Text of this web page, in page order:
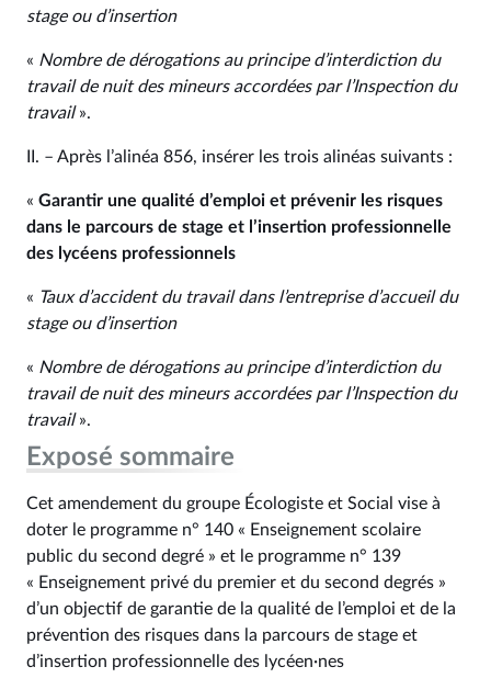
stage ou d’insertion
« Nombre de dérogations au principe d’interdiction du
travail de nuit des mineurs accordées par l’Inspection du
travail».
II. – Après l’alinéa 856, insérer les trois alinéas suivants :
« Garantir une qualité d’emploi et prévenir les risques
dans le parcours de stage et l’insertion professionnelle
des lycéens professionnels
« Taux d’accident du travail dans l’entreprise d’accueil du
stage ou d’insertion
« Nombre de dérogations au principe d’interdiction du
travail de nuit des mineurs accordées par l’Inspection du
travail».
Exposé sommaire
Cet amendement du groupe Écologiste et Social vise à
doter le programme n° 140 « Enseignement scolaire
public du second degré » et le programme n° 139
« Enseignement privé du premier et du second degrés »
d’un objectif de garantie de la qualité de l’emploi et de la
prévention des risques dans la parcours de stage et
d’insertion professionnelle des lycéen·nes